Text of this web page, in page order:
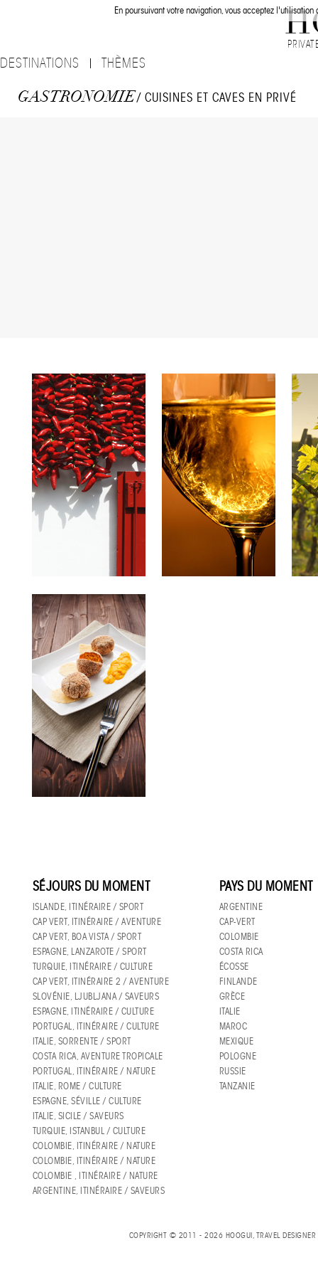
En poursuivant votre navigation, vous acceptez
DESTINATIONS THÈMES
GASTRONOMIE/ CUISINES ET CAVES EN PRIVÉ
SÉJOURS DU MOMENT
ISLANDE, ITINÉRAIRE / SPORT
CAP VERT, ITINÉRAIRE / AVENTURE
CAP VERT, BOA VISTA / SPORT
ESPAGNE, LANZAROTE / SPORT
TURQUIE, ITINÉRAIRE / CULTURE
CAP VERT, ITINÉRAIRE 2 / AVENTURE
SLOVÉNIE, LJUBLJANA / SAVEURS
ESPAGNE, ITINÉRAIRE / CULTURE
PORTUGAL, ITINÉRAIRE / CULTURE
ITALIE, SORRENTE / SPORT
COSTA RICA, AVENTURE TROPICALE
PORTUGAL, ITINÉRAIRE / NATURE
ITALIE, ROME / CULTURE
ESPAGNE, SÉVILLE / CULTURE
ITALIE, SICILE / SAVEURS
TURQUIE, ISTANBUL / CULTURE
COLOMBIE, ITINÉRAIRE / NATURE
COLOMBIE, ITINÉRAIRE / NATURE
COLOMBIE , ITINÉRAIRE / NATURE
ARGENTINE, ITINÉRAIRE / SAVEURS
PAYS DU MOMENT
ARGENTINE
CAP-VERT
COLOMBIE
COSTA RICA
ÉCOSSE
FINLANDE
GRÈCE
ITALIE
MAROC
MEXIQUE
POLOGNE
RUSSIE
TANZANIE
COPYRIGHT © 2011 - 2026 HOOGUI, TRAVEL DESIGNER